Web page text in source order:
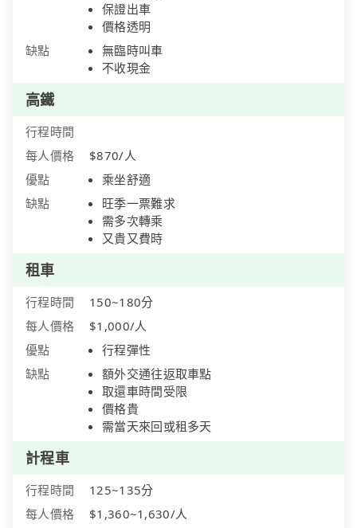
保證出車
價格透明
缺點
無臨時叫車
不收現金
高鐵
行程時間
每人價格
$870/人
優點
乘坐舒適
缺點
旺季一票難求
需多次轉乘
又貴又費時
租車
行程時間
150~180分
每人價格
$1,000/人
優點
行程彈性
缺點
額外交通往返取車點
取還車時間受限
價格貴
需當天來回或租多天
計程車
行程時間
125~135分
每人價格
$1,360~1,630/人